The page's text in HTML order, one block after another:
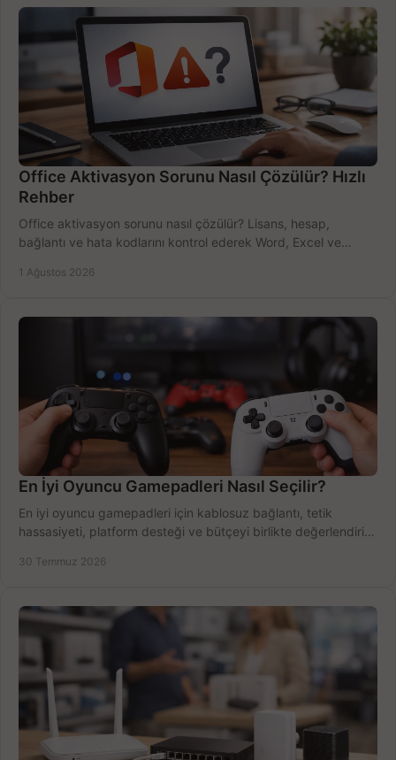
Office Aktivasyon Sorunu Nasıl Çözülür? Hızlı
Rehber
Office aktivasyon sorunu nasıl çözülür? Lisans, hesap,
bağlantı ve hata kodlarını kontrol ederek Word, Excel ve
1 Ağustos 2026
En İyi Oyuncu Gamepadleri Nasıl Seçilir?
En iyi oyuncu gamepadleri için kablosuz bağlantı, tetik
hassasiyeti, platform desteği ve bütçeyi birlikte değerlendirin;
30 Temmuz 2026